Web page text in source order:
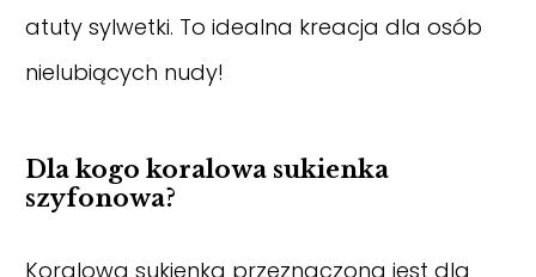
atuty sylwetki. To idealna kreacja dla osób
nielubiących nudy!
Dla kogo koralowa sukienka
szyfonowa?
Koralowa sukienka przeznaczona jest dla